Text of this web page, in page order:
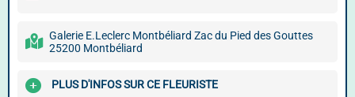
Galerie E.Leclerc Montbéliard Zac du Pied des Gouttes
25200 Montbéliard
PLUS D'INFOS SUR CE FLEURISTE